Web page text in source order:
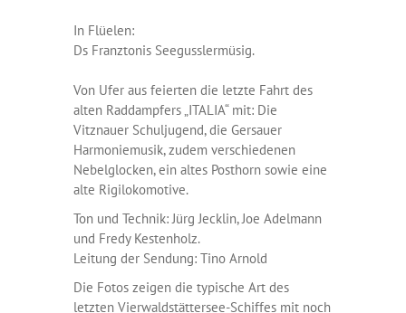
In Flüelen:
Ds Franztonis Seegusslermüsig.
Von Ufer aus feierten die letzte Fahrt des
alten Raddampfers „ITALIA“ mit: Die
Vitznauer Schuljugend, die Gersauer
Harmoniemusik, zudem verschiedenen
Nebelglocken, ein altes Posthorn sowie eine
alte Rigilokomotive.
Ton und Technik: Jürg Jecklin, Joe Adelmann
und Fredy Kestenholz.
Leitung der Sendung: Tino Arnold
Die Fotos zeigen die typische Art des
letzten Vierwaldstättersee-Schiffes mit noch